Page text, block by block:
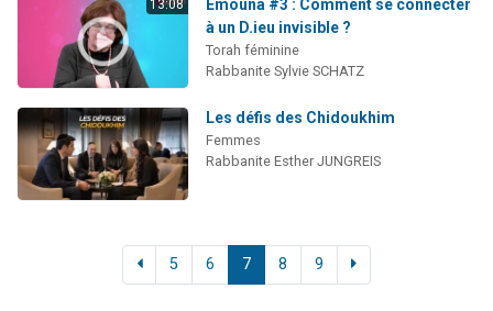
13:08
Émouna #3 : Comment se connecter
à un D.ieu invisible ?
Torah féminine
Rabbanite Sylvie SCHATZ
Les défis des Chidoukhim
Femmes
Rabbanite Esther JUNGREIS
5 6 7 8 9